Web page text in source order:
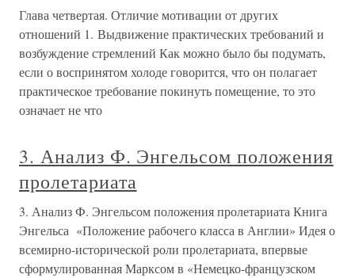
Глава четвертая. Отличие мотивации от других
отношений 1. Выдвижение практических требований и
возбуждение стремлений Как можно было бы подумать,
если о воспринятом холоде говорится, что он полагает
практическое требование покинуть помещение, то это
означает не что
3. Анализ Ф. Энгельсом положения
пролетариата
3. Анализ Ф. Энгельсом положения пролетариата Книга
Энгельса «Положение рабочего класса в Англии» Идея о
всемирно-исторической роли пролетариата, впервые
сформулированная Марксом в «Немецко-французском